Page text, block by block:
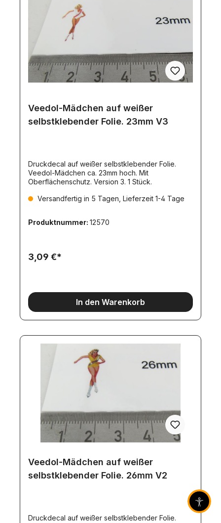
Veedol-Mädchen auf weißer
selbstklebender Folie. 23mm V3
Druckdecal auf weißer selbstklebender Folie.
Veedol-Mädchen ca. 23mm hoch. Mit
Oberflächenschutz. Version 3. 1 Stück.
Versandfertig in 5 Tagen, Lieferzeit 1-4 Tage
Produktnummer: 12570
3,09 €*
In den Warenkorb
Veedol-Mädchen auf weißer
selbstklebender Folie. 26mm V2
Druckdecal auf weißer selbstklebender Folie.